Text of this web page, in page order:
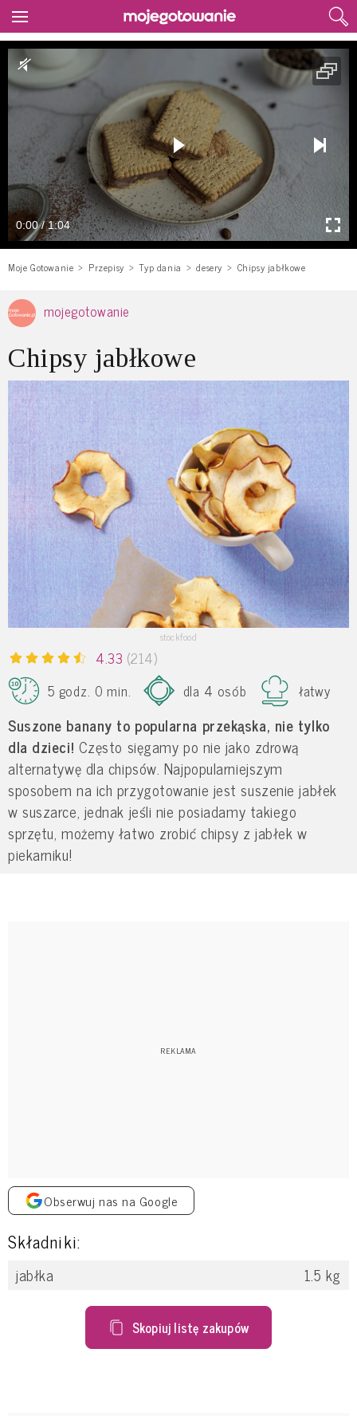
0:00 / 1:04
Moje Gotowanie Przepisy Typ dania desery Chipsy jabłkowe
mojegotowanie
Chipsy jabłkowe
stockfood
4.33 (214)
5 godz. 0 min.
dla 4 osób łatwy
Suszone banany to popularna przekąska, nie tylko
dla dzieci! Często sięgamy po nie jako zdrową
alternatywę dla chipsów. Najpopularniejszym
sposobem na ich przygotowanie jest suszenie jabłek
w suszarce, jednak jeśli nie posiadamy takiego
sprzętu, możemy łatwo zrobić chipsy z jabłek w
piekarniku!
Obserwuj nas na Google
Składniki:
jabłka 1.5 kg
Skopiuj listę zakupów